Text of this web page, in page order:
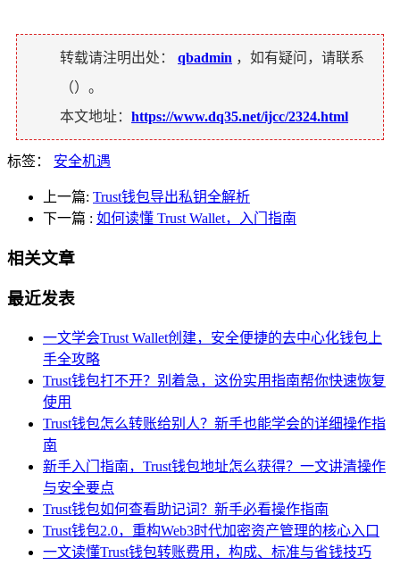
转载请注明出处： qbadmin ，如有疑问，请联系
（）。
本文地址： https://www.dq35.net/ijcc/2324.html
标签： 安全机遇
上一篇: Trust钱包导出私钥全解析
下一篇 : 如何读懂 Trust Wallet，入门指南
相关文章
最近发表
一文学会Trust Wallet创建，安全便捷的去中心化钱包上
手全攻略
Trust钱包打不开？别着急，这份实用指南帮你快速恢复
使用
Trust钱包怎么转账给别人？新手也能学会的详细操作指
南
新手入门指南，Trust钱包地址怎么获得？一文讲清操作
与安全要点
Trust钱包如何查看助记词？新手必看操作指南
Trust钱包2.0，重构Web3时代加密资产管理的核心入口
一文读懂Trust钱包转账费用，构成、标准与省钱技巧